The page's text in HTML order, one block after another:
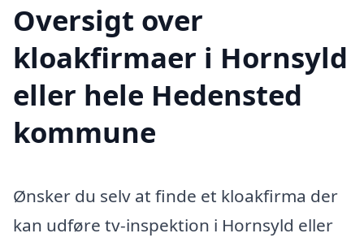
Oversigt over
kloakfirmaer i Hornsyld
eller hele Hedensted
kommune
Ønsker du selv at finde et kloakfirma der
kan udføre tv-inspektion i Hornsyld eller